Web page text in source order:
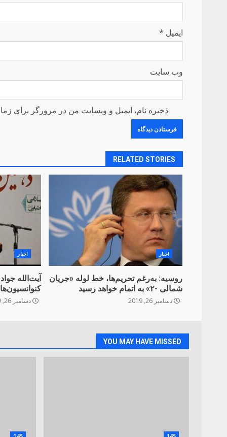
ایمیل *
وب‌ سایت
ذخیره نام، ایمیل و وبسایت من در مرورگر برای
RELATED STORIES
اخبار
آیت‌الله
دسامبر 26, 2019
اخبار
روسیه: به‌رغم تحریم‌ها، خط لوله «جریان
شمالی -۲» به اتمام خواهد رسید
دسامبر 26, 2019
YOU MAY HAVE MISSED